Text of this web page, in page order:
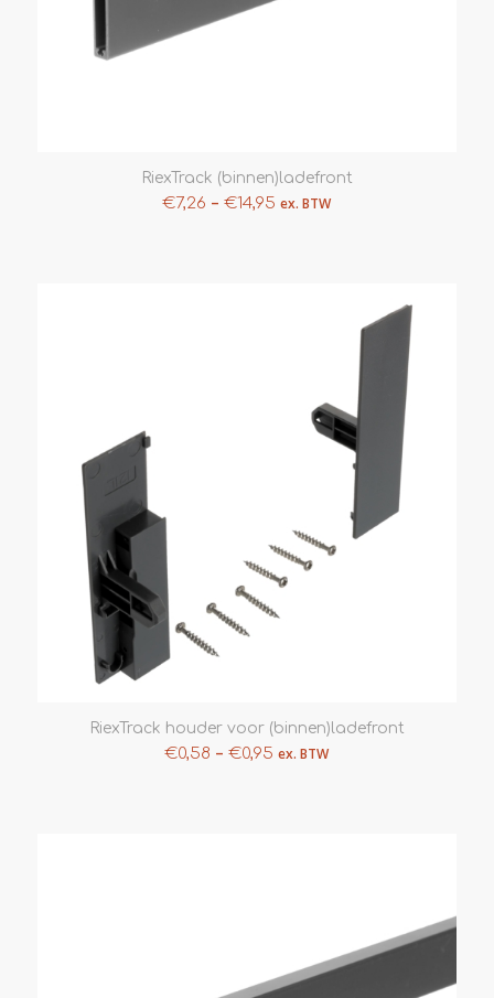
RiexTrack (binnen)ladefront
€7,26 –€14,95 ex. BTW
RiexTrack houder voor (binnen)ladefront
€0,58 –€0,95 ex. BTW